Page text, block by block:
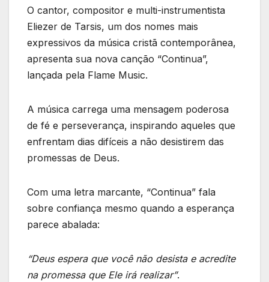
O cantor, compositor e multi-instrumentista
Eliezer de Tarsis, um dos nomes mais
expressivos da música cristã contemporânea,
apresenta sua nova canção “Continua”,
lançada pela Flame Music.
A música carrega uma mensagem poderosa
de fé e perseverança, inspirando aqueles que
enfrentam dias difíceis a não desistirem das
promessas de Deus.
Com uma letra marcante, “Continua” fala
sobre confiança mesmo quando a esperança
parece abalada:
“Deus espera que você não desista e acredite
na promessa que Ele irá realizar”.